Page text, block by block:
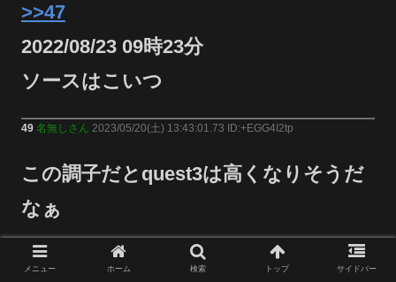
>>47
2022/08/23 09時23分
ソースはこいつ
49 名無しさん 2023/05/20(土) 13:43:01.73 ID:+EGG4I2tp
この調子だとquest3は高くなりそうだ
なぁ
52名無しさん 2023/05/20(土) 13:43:32.78 ID:0Cm5Zrppa
メニュー ホーム 検索 トップ サイドバー